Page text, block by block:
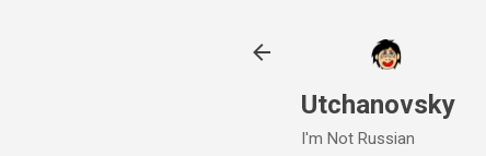
Utchanovsky
I'm Not Russian